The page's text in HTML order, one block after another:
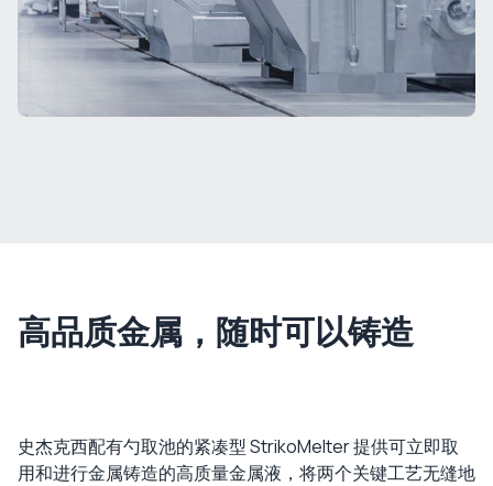
高品质金属，随时可以铸造
史杰克西配有勺取池的紧凑型 StrikoMelter 提供可立即取
用和进行金属铸造的高质量金属液，将两个关键工艺无缝地